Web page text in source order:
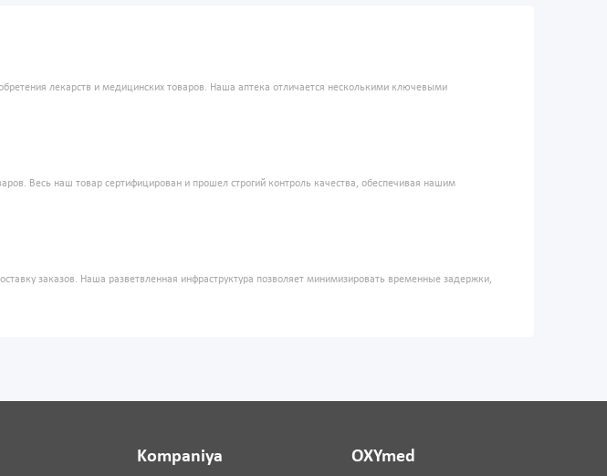
лекарств и медицинских товаров. Наша аптека отличается несколькими ключевыми
Весь наш товар сертифицирован и прошел строгий контроль качества, обеспечивая нашим
заказов. Наша разветвленная инфраструктура позволяет минимизировать временные задержки,
Kompaniya OXYmed